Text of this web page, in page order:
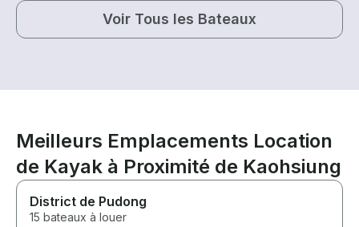
Voir Tous les Bateaux
Meilleurs Emplacements Location
de Kayak à Proximité de Kaohsiung
District de Pudong
15 bateaux à louer